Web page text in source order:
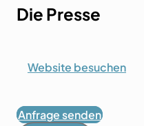
Die Presse
Website besuchen
Anfrage senden